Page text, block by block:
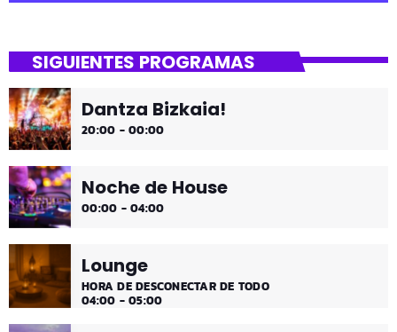
¡Toda la música!
¡Toda la música!
SIGUIENTES PROGRAMAS
Dantza Bizkaia!
20:00 - 00:00
Noche de House
00:00 - 04:00
Lounge
HORA DE DESCONECTAR DE TODO
04:00 - 05:00